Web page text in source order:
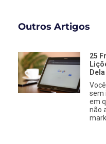
Outros Artigos
25
Dela
sem
em
não